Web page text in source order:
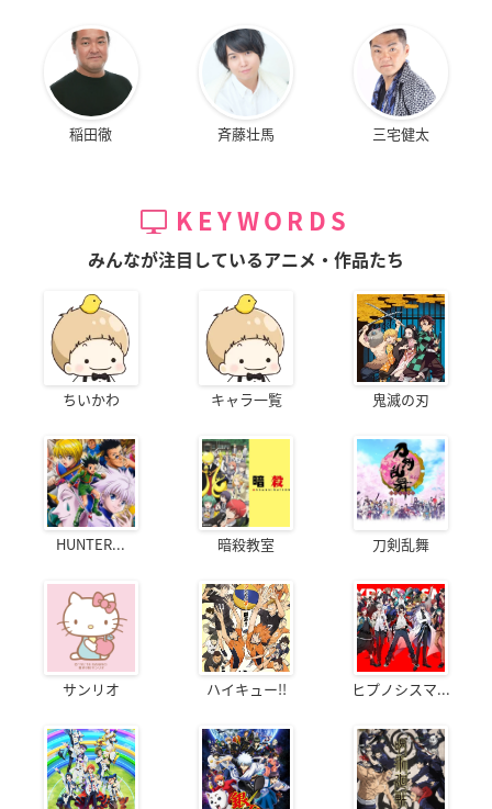
稲田徹 斉藤壮馬 三宅健太
KEYWORDS
みんなが注目しているアニメ・作品たち
ちいかわ キャラ一覧 鬼滅の刃
HUNTER... 暗殺教室 刀剣乱舞
サンリオ ハイキュー!! ヒプノシスマ...